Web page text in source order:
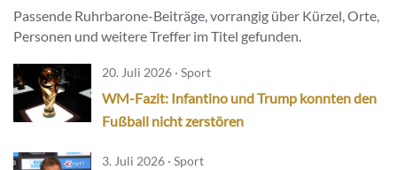
Passende Ruhrbarone-Beiträge, vorrangig über Kürzel, Orte,
Personen und weitere Treffer im Titel gefunden.
20. Juli 2026 · Sport
WM-Fazit: Infantino und Trump konnten den
Fußball nicht zerstören
3. Juli 2026 · Sport